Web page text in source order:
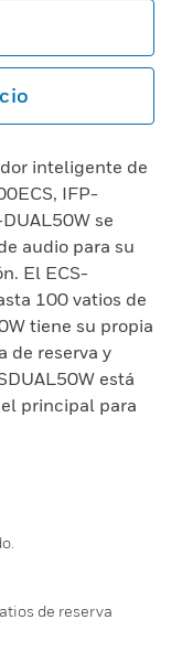
inteligente de
IFP-
se
audio para su
El ECS-
100 vatios de
tiene su propia
de reserva y
está
principal para
de reserva